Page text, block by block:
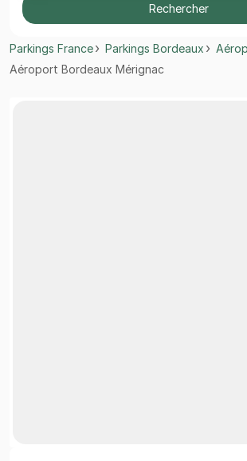
Rechercher
Parkings France Parkings Bordeaux
Aéroport Bordeaux Mérignac